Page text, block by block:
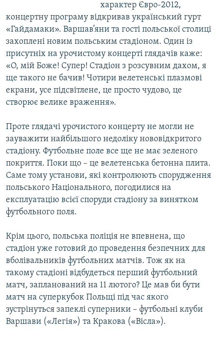
характер Євро-2012,
концертну програму відкривав український гурт
«Гайдамаки». Варшав’яни та гості польської столиці
захоплені новим польським стадіоном. Один із
присутніх на урочистому концерті глядачів каже:
«О, мій Боже! Супер! Стадіон з розсувним дахом, я
ще такого не бачив! Чотири велетенські плазмові
екрани, усе підсвітлене, це просто чудово, це
створює велике враження».
Проте глядачі урочистого концерту не могли не
зауважити найбільшого недоліку нововідкритого
стадіону. Футбольне поле все ще не має зеленого
покриття. Поки що – це велетенська бетонна плита.
Саме тому установи, які контролюють спорудження
польського Національного, погодилися на
експлуатацію всієї споруди стадіону за винятком
футбольного поля.
Крім цього, польська поліція не впевнена, що
стадіон уже готовий до проведення безпечних для
вболівальників футбольних матчів. Тож як на
такому стадіоні відбудеться перший футбольний
матч, запланований на 11 лютого? Це мав би бути
матч на суперкубок Польщі під час якого
зустрінуться запеклі суперники – футбольні клуби
Варшави («Легія») та Кракова («Вісла»).